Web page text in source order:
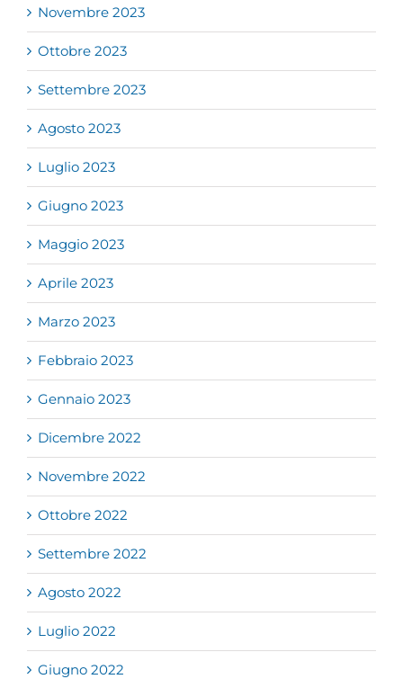
Novembre 2023
Ottobre 2023
Settembre 2023
Agosto 2023
Luglio 2023
Giugno 2023
Maggio 2023
Aprile 2023
Marzo 2023
Febbraio 2023
Gennaio 2023
Dicembre 2022
Novembre 2022
Ottobre 2022
Settembre 2022
Agosto 2022
Luglio 2022
Giugno 2022